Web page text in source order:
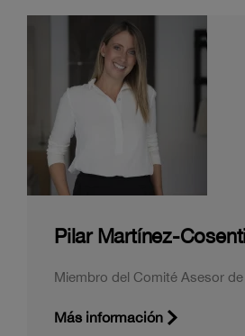
Pilar Martínez-
Miembro del Comité Asesor de
Más información